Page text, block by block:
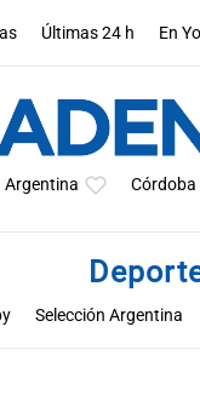
Últimas 24 h En
Argentina Córdoba
Selección Argentina